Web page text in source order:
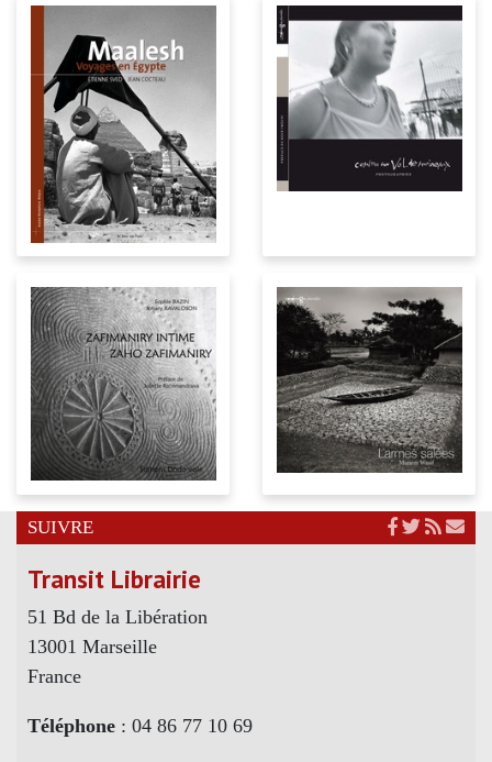
SUIVRE
Transit Librairie
51 Bd de la Libération
13001 Marseille
France
Téléphone : 04 86 77 10 69